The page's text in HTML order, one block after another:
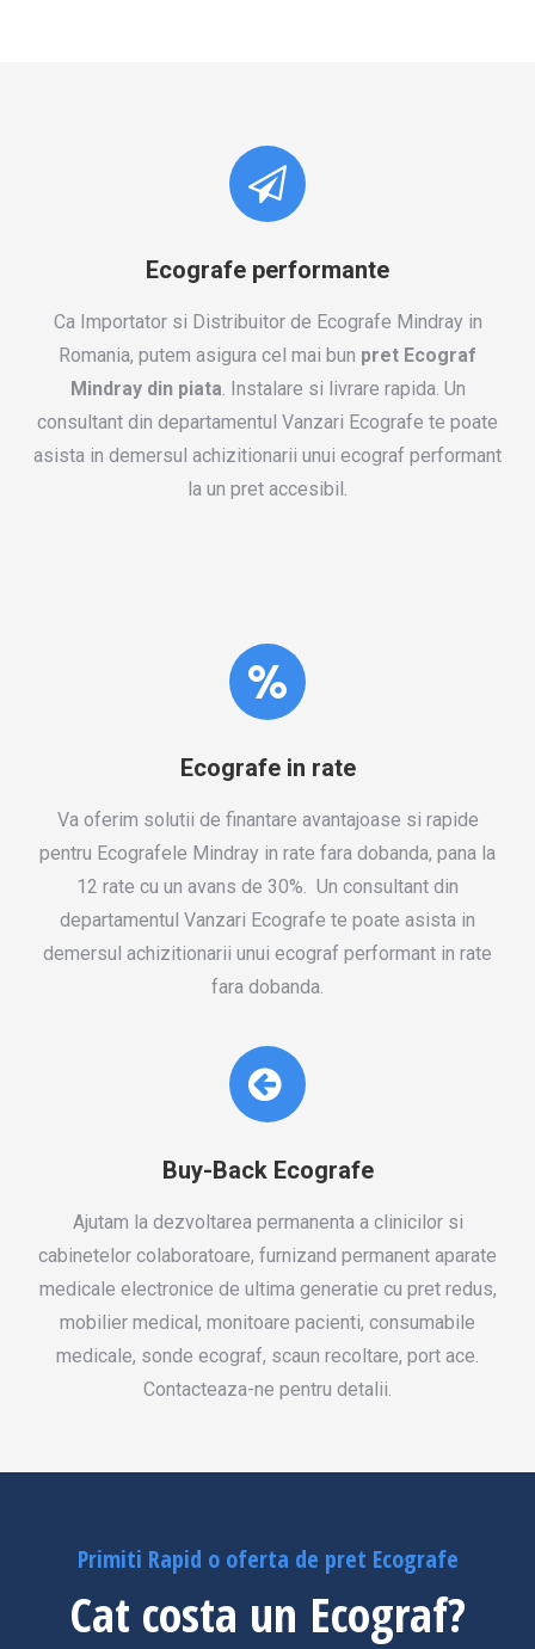
Ecografe performante
Ca Importator si Distribuitor de Ecografe Mindray in
Romania, putem asigura cel mai bun pret Ecograf
Mindray din piata. Instalare si livrare rapida. Un
consultant din departamentul Vanzari Ecografe te poate
asista in demersul achizitionarii unui ecograf performant
la un pret accesibil.
Ecografe in rate
Va oferim solutii de finantare avantajoase si rapide
pentru Ecografele Mindray in rate fara dobanda, pana la
12 rate cu un avans de 30%. Un consultant din
departamentul Vanzari Ecografe te poate asista in
demersul achizitionarii unui ecograf performant in rate
fara dobanda.
Buy-Back Ecografe
Ajutam la dezvoltarea permanenta a clinicilor si
cabinetelor colaboratoare, furnizand permanent aparate
medicale electronice de ultima generatie cu pret redus,
mobilier medical, monitoare pacienti, consumabile
medicale, sonde ecograf, scaun recoltare, port ace.
Contacteaza-ne pentru detalii.
Primiti Rapid o oferta de pret Ecografe
Cat costa un Ecograf?